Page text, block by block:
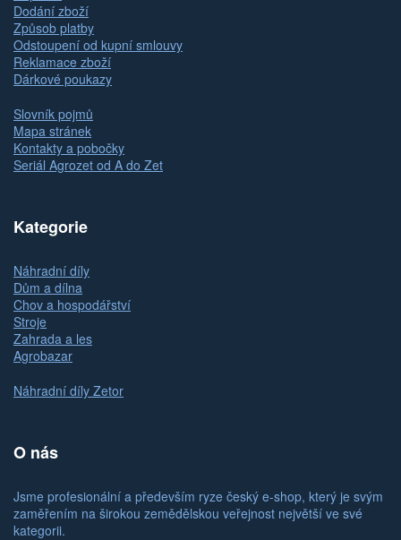
Dodání zboží
Způsob platby
Odstoupení od kupní smlouvy
Reklamace zboží
Dárkové poukazy
Slovník pojmů
Mapa stránek
Kontakty a pobočky
Seriál Agrozet od A do Zet
Kategorie
Náhradní díly
Dům a dílna
Chov a hospodářství
Stroje
Zahrada a les
Agrobazar
Náhradní díly Zetor
O nás
Jsme profesionální a především ryze český e-shop, který je svým
zaměřením na širokou zemědělskou veřejnost největší ve své
kategorii.